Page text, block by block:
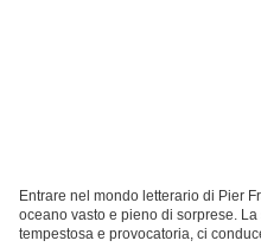
Entrare nel mondo letterario di Pier
oceano vasto e pieno di sorprese.
tempestosa e provocatoria, ci